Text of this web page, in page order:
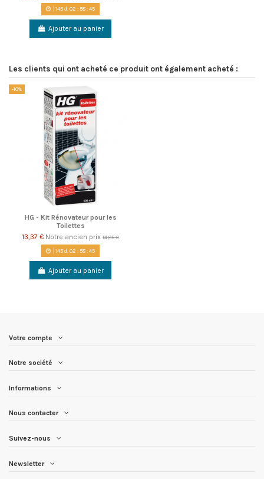
145d. 02 :58:45
Ajouter au panier
Les clients qui ont acheté ce produit ont également acheté :
-10%
HG - Kit Rénovateur pour les
Toilettes
13,37 € Notre ancien prix 14,85 €
145d. 02 :58:45
Ajouter au panier
Votre compte
Notre société
Informations
Nous contacter
Suivez-nous
Newsletter